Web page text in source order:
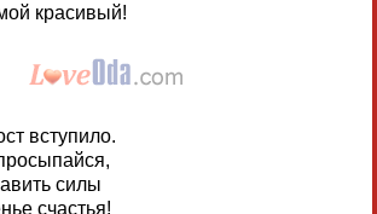
красивый!
вступило.
силы
счастья!